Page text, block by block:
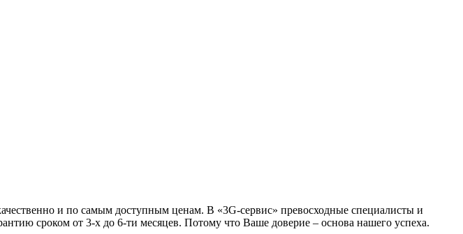
и по самым доступным ценам. В «3G-сервис» превосходные специалисты и
сроком от 3-х до 6-ти месяцев. Потому что Ваше доверие – основа нашего успеха.